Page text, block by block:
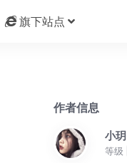
旗下站点
作者信息
小玥
等级